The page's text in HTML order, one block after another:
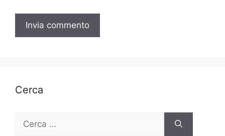
Cerca
per: